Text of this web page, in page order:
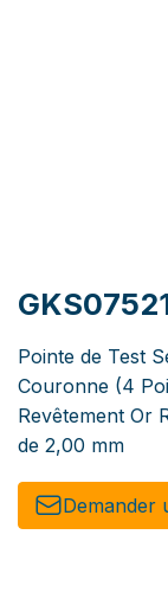
Pointe de Test
Couronne (4
Revêtement Or
de 2,00 mm
Demander